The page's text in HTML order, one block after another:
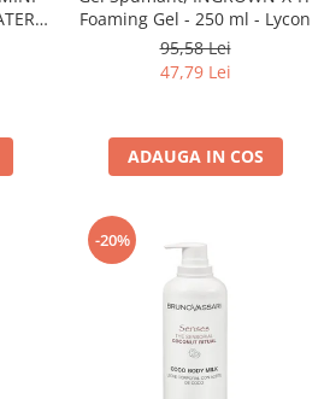
-
Foaming Gel - 250 ml - Lycon
95,58 Lei
47,79 Lei
ADAUGA IN COS
-20%